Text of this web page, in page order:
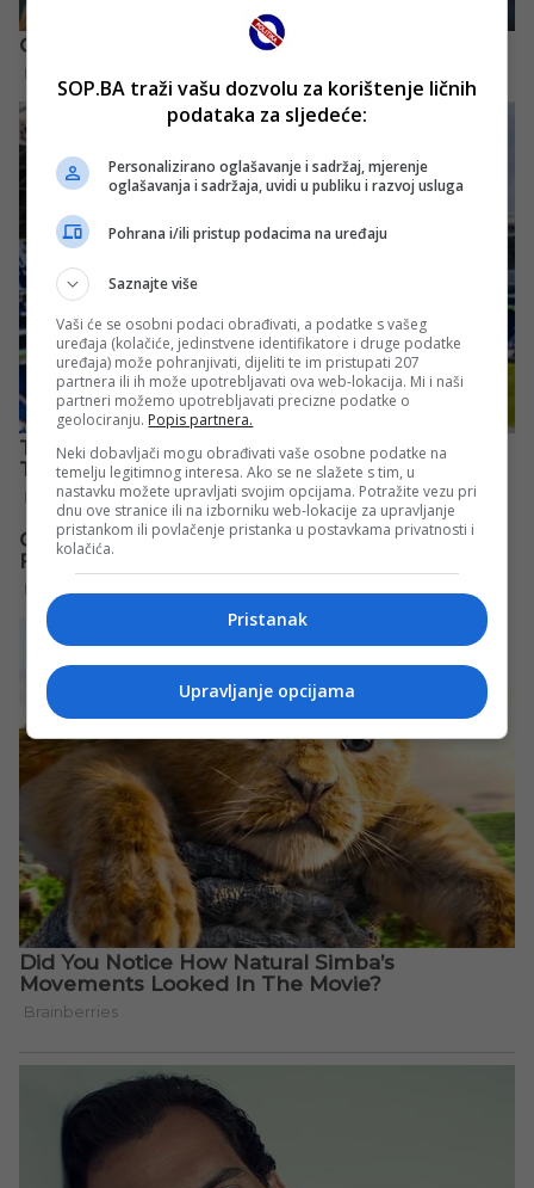
SOP.BA traži vašu dozvolu za korištenje ličnih
podataka za sljedeće:
Personalizirano oglašavanje i sadržaj, mjerenje
oglašavanja i sadržaja, uvidi u publiku i razvoj usluga
Pohrana i/ili pristup podacima na uređaju
Saznajte više
Vaši će se osobni podaci obrađivati, a podatke s vašeg
uređaja (kolačiće, jedinstvene identifikatore i druge podatke
uređaja) može pohranjivati, dijeliti te im pristupati 207
partnera ili ih može upotrebljavati ova web-lokacija. Mi i naši
partneri možemo upotrebljavati precizne podatke o
geolociranju. Popis partnera.
Neki dobavljači mogu obrađivati vaše osobne podatke na
temelju legitimnog interesa. Ako se ne slažete s tim, u
nastavku možete upravljati svojim opcijama. Potražite vezu pri
dnu ove stranice ili na izborniku web-lokacije za upravljanje
pristankom ili povlačenje pristanka u postavkama privatnosti i
kolačića.
Pristanak
Upravljanje opcijama